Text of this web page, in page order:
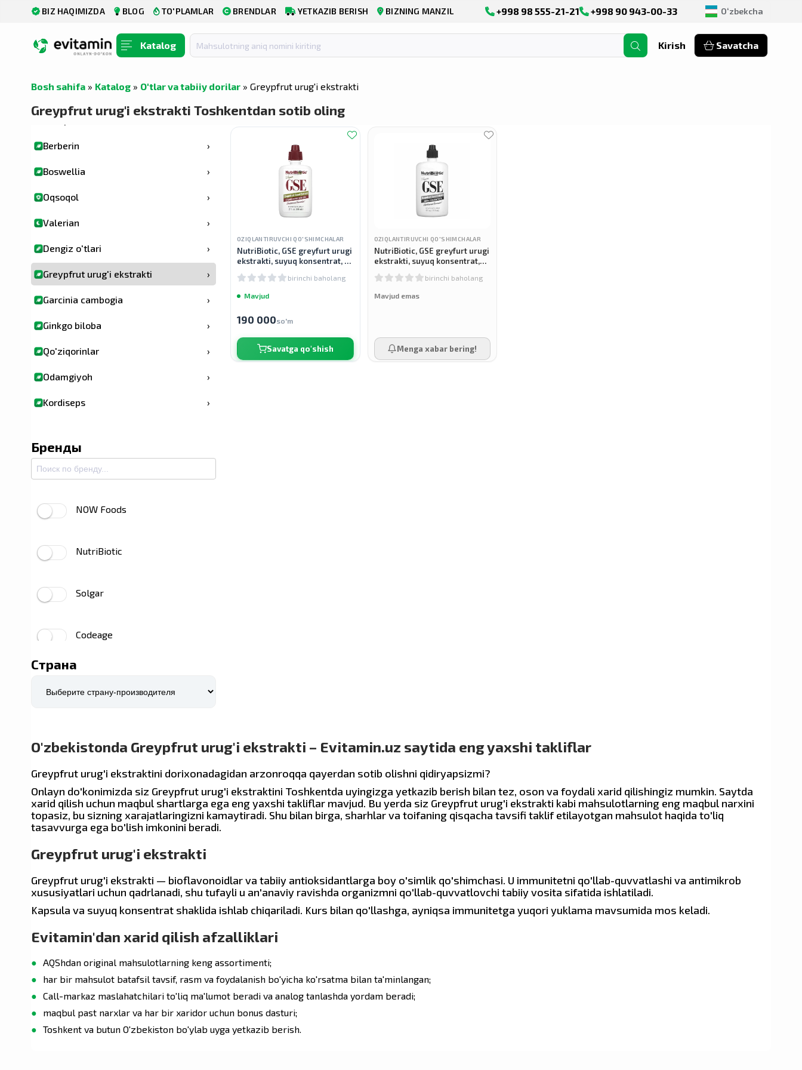
BIZ HAQIMIZDA BLOG TO'PLAMLAR BRENDLAR YETKAZIB BERISH BIZNING MANZIL +998 98 555-21-21 +998 90 943-00-33 Оʻzbekcha
Katalog Kirish Savatcha
Bosh sahifa » Katalog » O'tlar va tabiiy dorilar » Greypfrut urug'i ekstrakti
Greypfrut urug'i ekstrakti Toshkentdan sotib oling
Yashil choy ekstrakti ›
Radiola ›
Ashvagandha
Bacopa
Berberin ›
Boswellia ›
Oqsoqol ›
Valerian ›
Dengiz o'tlari ›
Greypfrut urug'i ekstrakti ›
Garcinia cambogia ›
Ginkgo biloba ›
Qo'ziqorinlar ›
Odamgiyoh ›
Kordiseps ›
Dandelion ildizi
Mushukning panjasi ›
Klyukva
Qizil qarag'ay
Propolis
Safron ›
Sarimsoq ›
Artishok
Bargizub ›
Chumoli daraxti ›
Aloe vera ›
Trifala ›
Бренды
NOW Foods
NutriBiotic
Solgar
Codeage
YumEarth
Mucinex
Morningstar Minerals
Nutricost
Страна
OZIQLANTIRUVCHI QO'SHIMCHALAR
NutriBiotic, GSE greyfurt urugi
ekstrakti, suyuq konsentrat, 59
birinchi baholang
Mavjud
190 000so'm
Savatga qo'shish
OZIQLANTIRUVCHI QO'SHIMCHALAR
NutriBiotic, GSE greyfurt urugi
ekstrakti, suyuq konsentrat,
birinchi baholang
Mavjud emas
Menga xabar bering!
O'zbekistonda Greypfrut urug'i ekstrakti – Evitamin.uz saytida eng yaxshi takliflar
Greypfrut urug'i ekstraktini dorixonadagidan arzonroqqa qayerdan sotib olishni qidiryapsizmi?
Onlayn do'konimizda siz Greypfrut urug'i ekstraktini Toshkentda uyingizga yetkazib berish bilan tez, oson va foydali xarid qilishingiz mumkin. Saytda
xarid qilish uchun maqbul shartlarga ega eng yaxshi takliflar mavjud. Bu yerda siz Greypfrut urug'i ekstrakti kabi mahsulotlarning eng maqbul narxini
topasiz, bu sizning xarajatlaringizni kamaytiradi. Shu bilan birga, sharhlar va toifaning qisqacha tavsifi taklif etilayotgan mahsulot haqida to'liq
tasavvurga ega bo'lish imkonini beradi.
Greypfrut urug'i ekstrakti
Greypfrut urug'i ekstrakti — bioflavonoidlar va tabiiy antioksidantlarga boy o'simlik qo'shimchasi. U immunitetni qo'llab-quvvatlashi va antimikrob
xususiyatlari uchun qadrlanadi, shu tufayli u an'anaviy ravishda organizmni qo'llab-quvvatlovchi tabiiy vosita sifatida ishlatiladi.
Kapsula va suyuq konsentrat shaklida ishlab chiqariladi. Kurs bilan qo'llashga, ayniqsa immunitetga yuqori yuklama mavsumida mos keladi.
Evitamin'dan xarid qilish afzalliklari
AQShdan original mahsulotlarning keng assortimenti;
har bir mahsulot batafsil tavsif, rasm va foydalanish bo'yicha ko'rsatma bilan ta'minlangan;
Call-markaz maslahatchilari to'liq ma'lumot beradi va analog tanlashda yordam beradi;
maqbul past narxlar va har bir xaridor uchun bonus dasturi;
Toshkent va butun O'zbekiston bo'ylab uyga yetkazib berish.